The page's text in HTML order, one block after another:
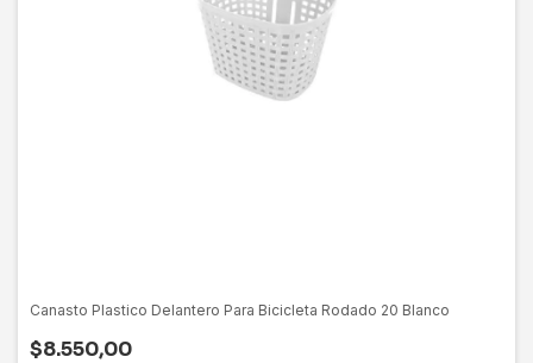
Canasto Plastico Delantero Para Bicicleta Rodado 20 Blanco
$8.550,00